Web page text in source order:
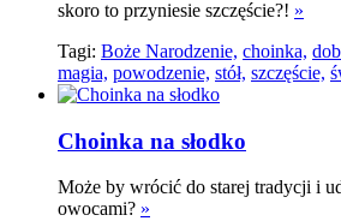
skoro to przyniesie szczęście?! »
Tagi: Boże Narodzenie, choinka,
magia, powodzenie, stół, szczęście,
Choinka na słodko
Może by wrócić do starej tradycji i
owocami? »